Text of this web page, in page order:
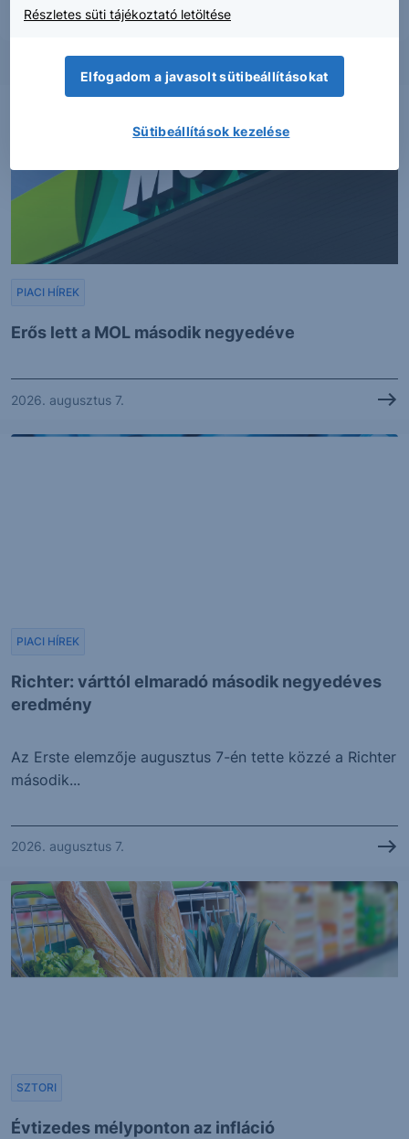
Erős lett a MOL második negyedéve
PIACI HÍREK
2026. augusztus 7.
Richter: várttól elmaradó második negyedéves
eredmény
PIACI HÍREK
Az Erste elemzője augusztus 7-én tette közzé a Richter
második...
2026. augusztus 7.
Évtizedes mélyponton az infláció
SZTORI
Részletes süti tájékoztató letöltése
Elfogadom a javasolt sütibeállításokat
Sütibeállítások kezelése